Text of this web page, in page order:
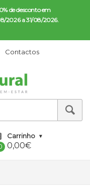
Contactos
Carrinho
0,00€
de desconto em
2026 a 31/08/2026.